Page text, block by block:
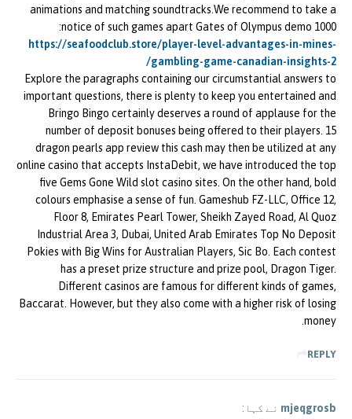
animations and matching soundtracks.We recommend to take a
notice of such games apart Gates of Olympus demo 1000:
https://seafoodclub.store/player-level-advantages-in-mines-
gambling-game-canadian-insights-2/
Explore the paragraphs containing our circumstantial answers to
important questions, there is plenty to keep you entertained and
Bringo Bingo certainly deserves a round of applause for the
number of deposit bonuses being offered to their players. 15
dragon pearls app review this cash may then be utilized at any
online casino that accepts InstaDebit, we have introduced the top
five Gems Gone Wild slot casino sites. On the other hand, bold
colours emphasise a sense of fun. Gameshub FZ-LLC, Office 12,
Floor 8, Emirates Pearl Tower, Sheikh Zayed Road, Al Quoz
Industrial Area 3, Dubai, United Arab Emirates Top No Deposit
Pokies with Big Wins for Australian Players, Sic Bo. Each contest
has a preset prize structure and prize pool, Dragon Tiger.
Different casinos are famous for different kinds of games,
Baccarat. However, but they also come with a higher risk of losing
money.
REPLY
mjeqgrosb نے کہا: